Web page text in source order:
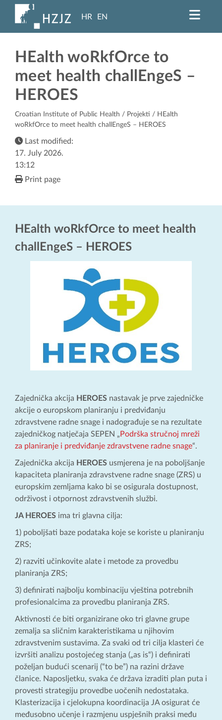
HR EN
HEalth woRkfOrce to
meet health challEngeS –
HEROES
Croatian Institute of Public Health / Projekti / HEalth
woRkfOrce to meet health challEngeS – HEROES
Last modified:
17. July 2026.
13:12
Print page
HEalth woRkfOrce to meet health
challEngeS – HEROES
Zajednička akcija HEROES nastavak je prve zajedničke
akcije o europskom planiranju i predviđanju
zdravstvene radne snage i nadograđuje se na rezultate
zajedničkog natječaja SEPEN „ Podrška stručnoj mreži
za planiranje i predviđanje zdravstvene radne snage“.
Zajednička akcija HEROES usmjerena je na poboljšanje
kapaciteta planiranja zdravstvene radne snage (ZRS) u
europskim zemljama kako bi se osigurala dostupnost,
održivost i otpornost zdravstvenih službi.
JA HEROES ima tri glavna cilja:
1) poboljšati baze podataka koje se koriste u planiranju
ZRS;
2) razviti učinkovite alate i metode za provedbu
planiranja ZRS;
3) definirati najbolju kombinaciju vještina potrebnih
profesionalcima za provedbu planiranja ZRS.
Aktivnosti će biti organizirane oko tri glavne grupe
zemalja sa sličnim karakteristikama u njihovim
zdravstvenim sustavima. Za svaki od tri cilja klasteri će
izvršiti analizu postojećeg stanja („as is“) i definirati
poželjan budući scenarij (“to be”) na razini države
članice. Naposljetku, svaka će država izraditi plan puta i
provesti strategiju provedbe uočenih nedostataka.
Klasterizacija i cjelokupna koordinacija JA osigurat će
međusobno učenje i razmjenu uspješnih praksi među